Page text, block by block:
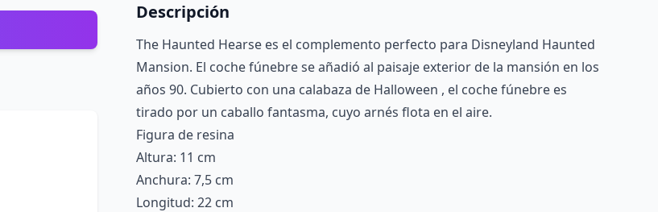
Descripción
The Haunted Hearse es el complemento perfecto para Disneyland Haunted
Mansion. El coche fúnebre se añadió al paisaje exterior de la mansión en los
años 90. Cubierto con una calabaza de Halloween , el coche fúnebre es
tirado por un caballo fantasma, cuyo arnés flota en el aire.
Figura de resina
Altura: 11 cm
Anchura: 7,5 cm
Longitud: 22 cm